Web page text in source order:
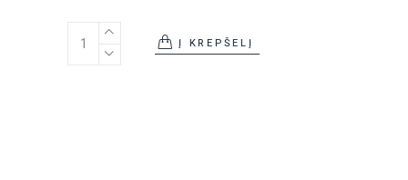
Piglaistomas gipsinis šviestuvas S029 quantity
Į KREPŠELĮ